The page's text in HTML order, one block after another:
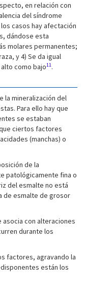
en relación con
del síndrome
casos hay afectación
dándose esta
molares permanentes;
y 4) Se da igual
como bajo11.
la mineralización del
Para ello hay que
se estaban
ciertos factores
(manchas) o
de la
patológicamente fina o
del esmalte no está
de esmalte de grosor
con alteraciones
durante los
factores, agravando la
están los